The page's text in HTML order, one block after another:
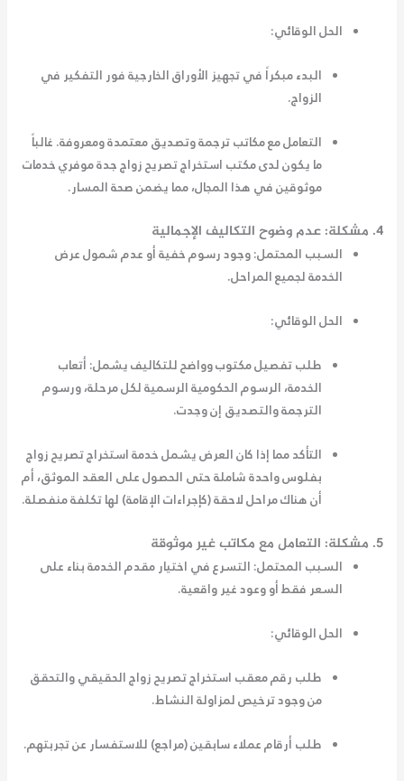
الحل الوقائي:
البدء مبكراً في تجهيز الأوراق الخارجية فور التفكير في
الزواج.
التعامل مع مكاتب ترجمة وتصديق معتمدة ومعروفة. غالباً
ما يكون لدىمكتب استخراج تصريح زواج جدةموفري خدمات
موثوقين في هذا المجال، مما يضمن صحة المسار.
4. مشكلة: عدم وضوح التكاليف الإجمالية
السبب المحتمل:وجود رسوم خفية أو عدم شمول عرض
الخدمة لجميع المراحل.
الحل الوقائي:
طلب تفصيل مكتوب وواضح للتكاليف يشمل: أتعاب
الخدمة، الرسوم الحكومية الرسمية لكل مرحلة، ورسوم
الترجمة والتصديق إن وجدت.
التأكد مما إذا كان العرض يشمل خدمةاستخراج تصريح زواج
بفلوسواحدة شاملة حتى الحصول على العقد الموثق، أم
أن هناك مراحل لاحقة (كإجراءات الإقامة) لها تكلفة منفصلة.
5. مشكلة: التعامل مع مكاتب غير موثوقة
السبب المحتمل: التسرع في اختيار مقدم الخدمة بناء على
السعر فقط أو وعود غير واقعية.
الحل الوقائي:
طلب رقم معقب استخراج تصريح زواجالحقيقي والتحقق
من وجود ترخيص لمزاولة النشاط.
طلب أرقام عملاء سابقين (مراجع) للاستفسار عن تجربتهم.